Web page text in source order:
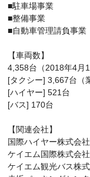
■駐車場事業
■整備事業
■自動車管理請負事業
【車両数】
4,358台（2018年4月1
[タクシー] 3,667台（
[ハイヤー] 521台
[バス] 170台
【関連会社】
国際ハイヤー株式会社
ケイエム国際株式会社
ケイエム観光バス株